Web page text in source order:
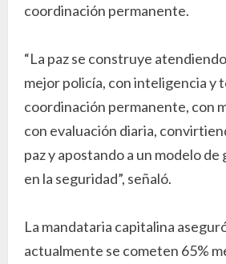
coordinación permanente.
“La paz se construye
mejor policía, con inteligencia y
coordinación permanente, con
con evaluación diaria,
paz y apostando a un modelo
en la seguridad”, señaló.
La mandataria capitalina
actualmente se cometen 65%